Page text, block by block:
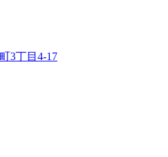
3丁目4-17